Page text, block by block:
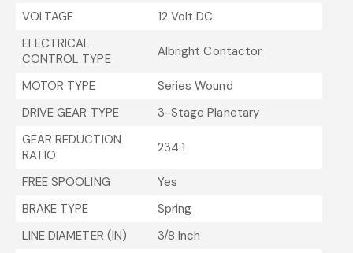
VOLTAGE
12 Volt DC
ELECTRICAL
CONTROL TYPE
Albright Contactor
MOTOR TYPE
Series Wound
DRIVE GEAR TYPE
3-Stage Planetary
GEAR REDUCTION
RATIO
234:1
FREE SPOOLING
Yes
BRAKE TYPE
Spring
LINE DIAMETER (IN)
3/8 Inch